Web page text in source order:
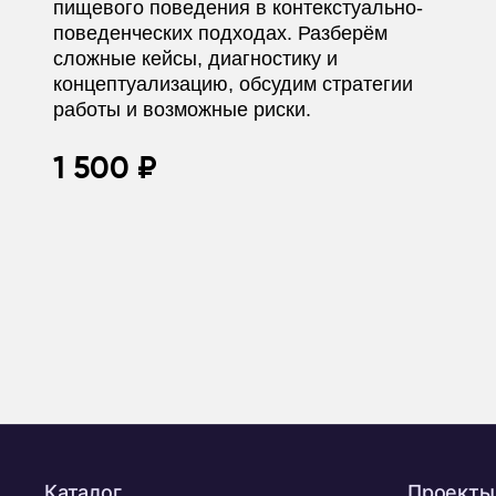
пищевого поведения в контекстуально-
поведенческих подходах. Разберём
сложные кейсы, диагностику и
концептуализацию, обсудим стратегии
работы и возможные риски.
1 500 ₽